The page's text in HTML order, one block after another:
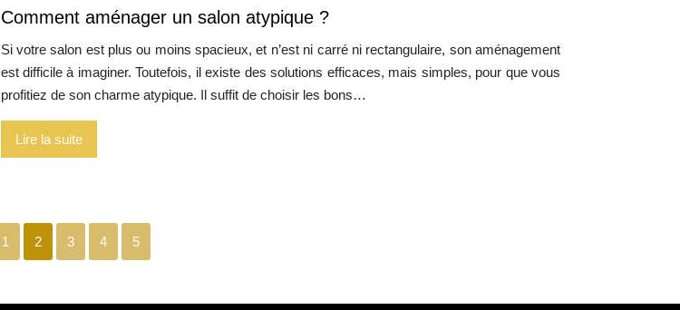
Comment aménager un salon atypique ?
Si votre salon est plus ou moins spacieux, et n’est ni carré ni rectangulaire, son aménagement
est difficile à imaginer. Toutefois, il existe des solutions efficaces, mais simples, pour que vous
profitiez de son charme atypique. Il suffit de choisir les bons…
Lire la suite
1 2 3 4 5